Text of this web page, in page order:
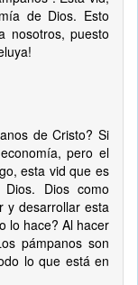
de Dios. Esto
nosotros, puesto
de Cristo? Si
pero el
esta vid que es
Dios como
y desarrollar esta
lo hace? Al hacer
pámpanos son
lo que está en